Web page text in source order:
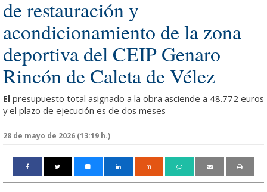
de restauración y
acondicionamiento de la zona
deportiva del CEIP Genaro
Rincón de Caleta de Vélez
El presupuesto total asignado a la obra asciende a 48.772 euros
y el plazo de ejecución es de dos meses
28 de mayo de 2026 (13:19 h.)
m